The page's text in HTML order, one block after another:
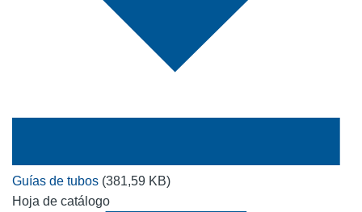
Guías de tubos (381,59 KB)
Hoja de catálogo